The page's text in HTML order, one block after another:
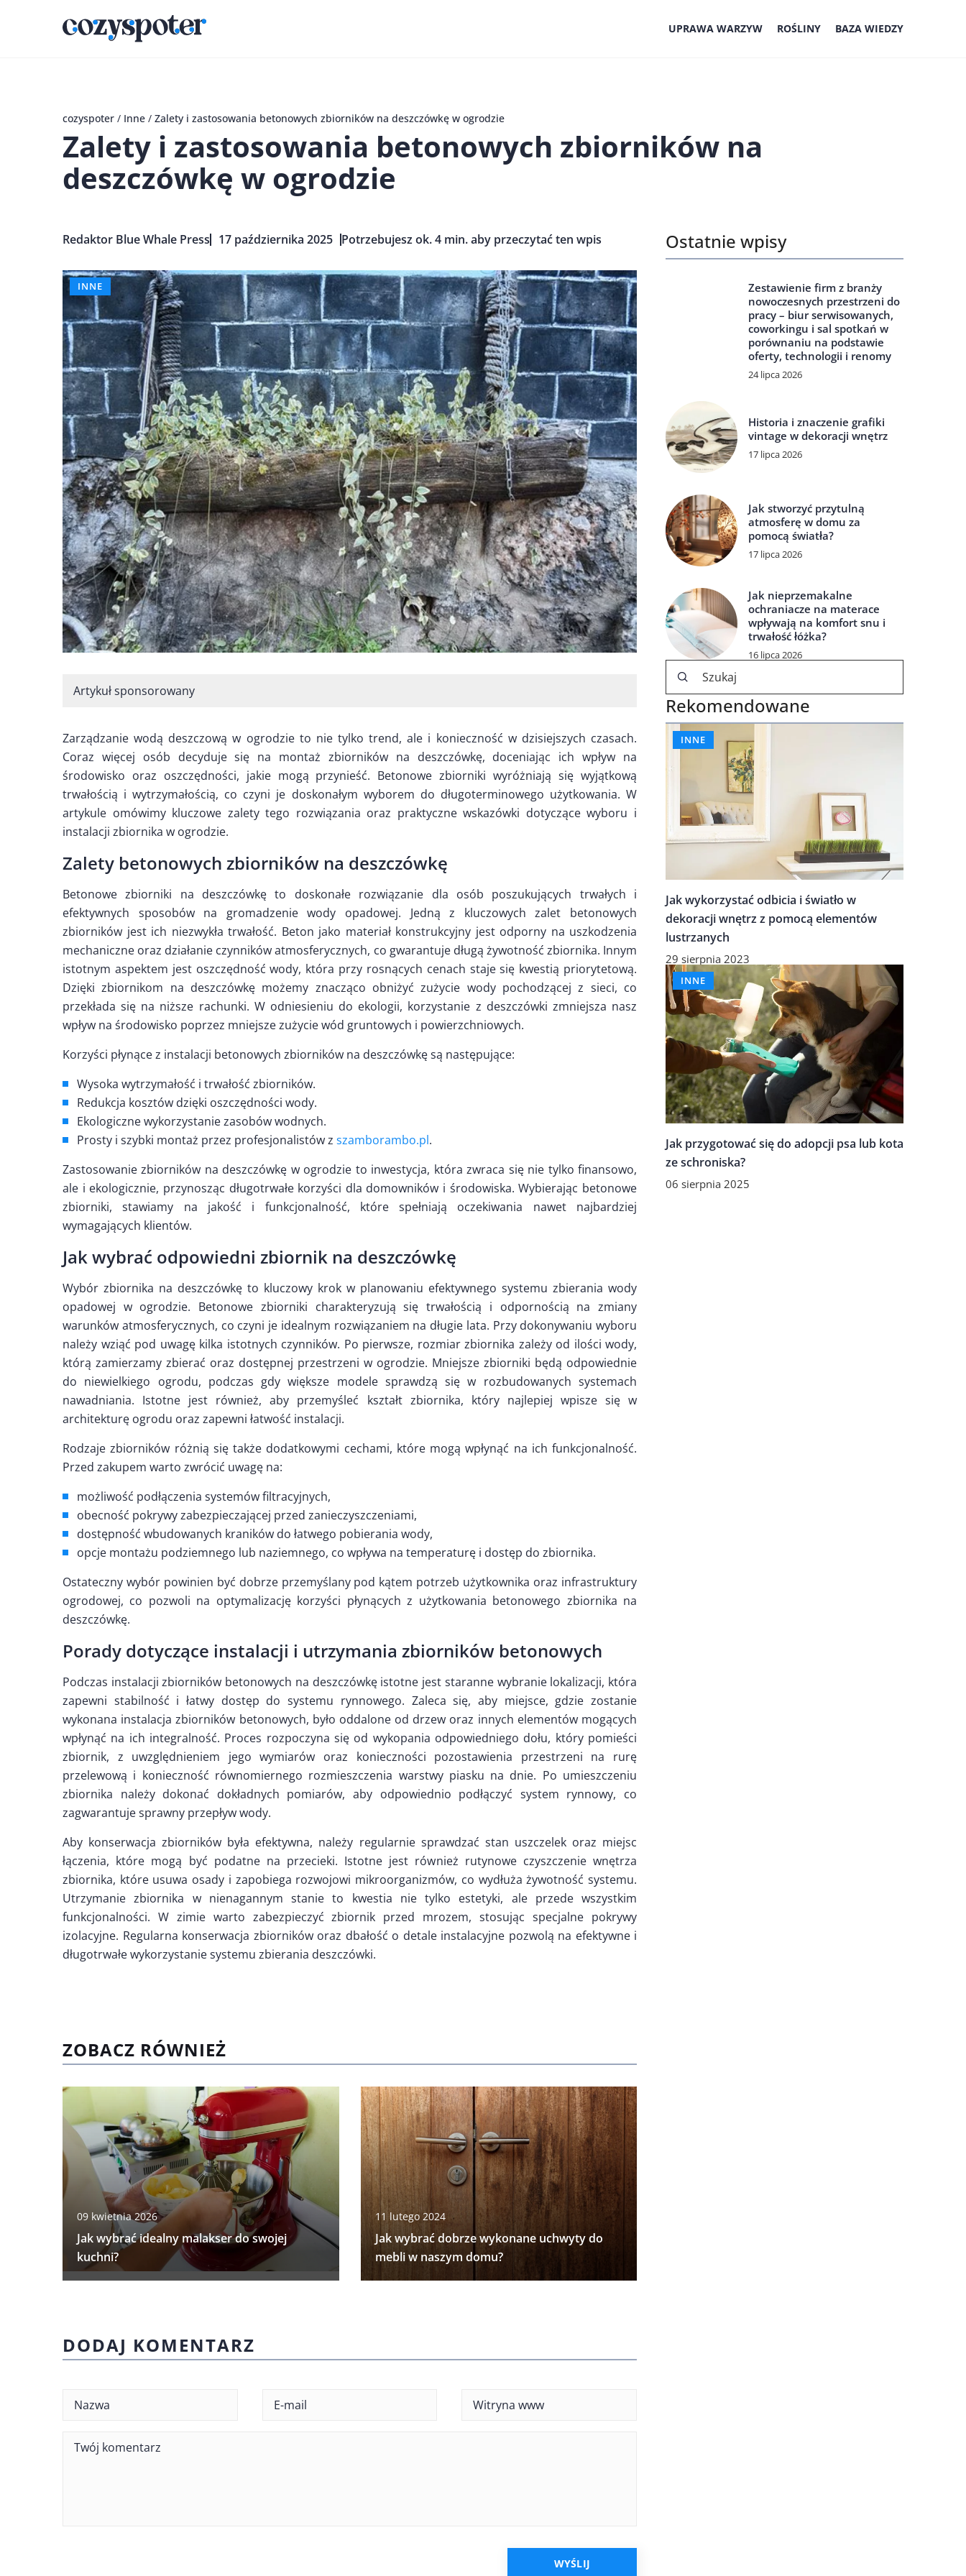
UPRAWA WARZYW ROŚLINY BAZA WIEDZY
cozyspoter / Inne / Zalety i zastosowania betonowych zbiorników na deszczówkę w ogrodzie
Zalety i zastosowania betonowych zbiorników na
deszczówkę w ogrodzie
Redaktor Blue Whale Press 17 października 2025 Potrzebujesz ok. 4 min. aby przeczytać ten wpis
INNE
Artykuł sponsorowany
Zarządzanie wodą deszczową w ogrodzie to nie tylko trend, ale i konieczność w dzisiejszych czasach.
Coraz więcej osób decyduje się na montaż zbiorników na deszczówkę, doceniając ich wpływ na
środowisko oraz oszczędności, jakie mogą przynieść. Betonowe zbiorniki wyróżniają się wyjątkową
trwałością i wytrzymałością, co czyni je doskonałym wyborem do długoterminowego użytkowania. W
artykule omówimy kluczowe zalety tego rozwiązania oraz praktyczne wskazówki dotyczące wyboru i
instalacji zbiornika w ogrodzie.
Zalety betonowych zbiorników na deszczówkę
Betonowe zbiorniki na deszczówkę to doskonałe rozwiązanie dla osób poszukujących trwałych i
efektywnych sposobów na gromadzenie wody opadowej. Jedną z kluczowych zalet betonowych
zbiorników jest ich niezwykła trwałość. Beton jako materiał konstrukcyjny jest odporny na uszkodzenia
mechaniczne oraz działanie czynników atmosferycznych, co gwarantuje długą żywotność zbiornika. Innym
istotnym aspektem jest oszczędność wody, która przy rosnących cenach staje się kwestią priorytetową.
Dzięki zbiornikom na deszczówkę możemy znacząco obniżyć zużycie wody pochodzącej z sieci, co
przekłada się na niższe rachunki. W odniesieniu do ekologii, korzystanie z deszczówki zmniejsza nasz
wpływ na środowisko poprzez mniejsze zużycie wód gruntowych i powierzchniowych.
Korzyści płynące z instalacji betonowych zbiorników na deszczówkę są następujące:
Wysoka wytrzymałość i trwałość zbiorników.
Redukcja kosztów dzięki oszczędności wody.
Ekologiczne wykorzystanie zasobów wodnych.
Prosty i szybki montaż przez profesjonalistów z szamborambo.pl.
Zastosowanie zbiorników na deszczówkę w ogrodzie to inwestycja, która zwraca się nie tylko finansowo,
ale i ekologicznie, przynosząc długotrwałe korzyści dla domowników i środowiska. Wybierając betonowe
zbiorniki, stawiamy na jakość i funkcjonalność, które spełniają oczekiwania nawet najbardziej
wymagających klientów.
Jak wybrać odpowiedni zbiornik na deszczówkę
Wybór zbiornika na deszczówkę to kluczowy krok w planowaniu efektywnego systemu zbierania wody
opadowej w ogrodzie. Betonowe zbiorniki charakteryzują się trwałością i odpornością na zmiany
warunków atmosferycznych, co czyni je idealnym rozwiązaniem na długie lata. Przy dokonywaniu wyboru
należy wziąć pod uwagę kilka istotnych czynników. Po pierwsze, rozmiar zbiornika zależy od ilości wody,
którą zamierzamy zbierać oraz dostępnej przestrzeni w ogrodzie. Mniejsze zbiorniki będą odpowiednie
do niewielkiego ogrodu, podczas gdy większe modele sprawdzą się w rozbudowanych systemach
nawadniania. Istotne jest również, aby przemyśleć kształt zbiornika, który najlepiej wpisze się w
architekturę ogrodu oraz zapewni łatwość instalacji.
Rodzaje zbiorników różnią się także dodatkowymi cechami, które mogą wpłynąć na ich funkcjonalność.
Przed zakupem warto zwrócić uwagę na:
możliwość podłączenia systemów filtracyjnych,
obecność pokrywy zabezpieczającej przed zanieczyszczeniami,
dostępność wbudowanych kraników do łatwego pobierania wody,
opcje montażu podziemnego lub naziemnego, co wpływa na temperaturę i dostęp do zbiornika.
Ostateczny wybór powinien być dobrze przemyślany pod kątem potrzeb użytkownika oraz infrastruktury
ogrodowej, co pozwoli na optymalizację korzyści płynących z użytkowania betonowego zbiornika na
deszczówkę.
Porady dotyczące instalacji i utrzymania zbiorników betonowych
Podczas instalacji zbiorników betonowych na deszczówkę istotne jest staranne wybranie lokalizacji, która
zapewni stabilność i łatwy dostęp do systemu rynnowego. Zaleca się, aby miejsce, gdzie zostanie
wykonana instalacja zbiorników betonowych, było oddalone od drzew oraz innych elementów mogących
wpłynąć na ich integralność. Proces rozpoczyna się od wykopania odpowiedniego dołu, który pomieści
zbiornik, z uwzględnieniem jego wymiarów oraz konieczności pozostawienia przestrzeni na rurę
przelewową i konieczność równomiernego rozmieszczenia warstwy piasku na dnie. Po umieszczeniu
zbiornika należy dokonać dokładnych pomiarów, aby odpowiednio podłączyć system rynnowy, co
zagwarantuje sprawny przepływ wody.
Aby konserwacja zbiorników była efektywna, należy regularnie sprawdzać stan uszczelek oraz miejsc
łączenia, które mogą być podatne na przecieki. Istotne jest również rutynowe czyszczenie wnętrza
zbiornika, które usuwa osady i zapobiega rozwojowi mikroorganizmów, co wydłuża żywotność systemu.
Utrzymanie zbiornika w nienagannym stanie to kwestia nie tylko estetyki, ale przede wszystkim
funkcjonalności. W zimie warto zabezpieczyć zbiornik przed mrozem, stosując specjalne pokrywy
izolacyjne. Regularna konserwacja zbiorników oraz dbałość o detale instalacyjne pozwolą na efektywne i
długotrwałe wykorzystanie systemu zbierania deszczówki.
ZOBACZ RÓWNIEŻ
09 kwietnia 2026
Jak wybrać idealny malakser do swojej
kuchni?
11 lutego 2024
Jak wybrać dobrze wykonane uchwyty do
mebli w naszym domu?
Ostatnie wpisy
Zestawienie firm z branży
nowoczesnych przestrzeni do
pracy – biur serwisowanych,
coworkingu i sal spotkań w
porównaniu na podstawie
oferty, technologii i renomy
24 lipca 2026
Historia i znaczenie grafiki
vintage w dekoracji wnętrz
17 lipca 2026
Jak stworzyć przytulną
atmosferę w domu za
pomocą światła?
17 lipca 2026
Jak nieprzemakalne
ochraniacze na materace
wpływają na komfort snu i
trwałość łóżka?
16 lipca 2026
Rekomendowane
INNE
Jak wykorzystać odbicia i światło w
dekoracji wnętrz z pomocą elementów
lustrzanych
29 sierpnia 2023
INNE
Jak przygotować się do adopcji psa lub kota
ze schroniska?
06 sierpnia 2025
DODAJ KOMENTARZ